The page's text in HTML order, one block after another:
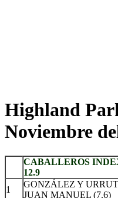
Highland
Noviembre
CABALLEROS
12.9
1
GONZÁLEZ Y
JUAN MANUEL (7.6)